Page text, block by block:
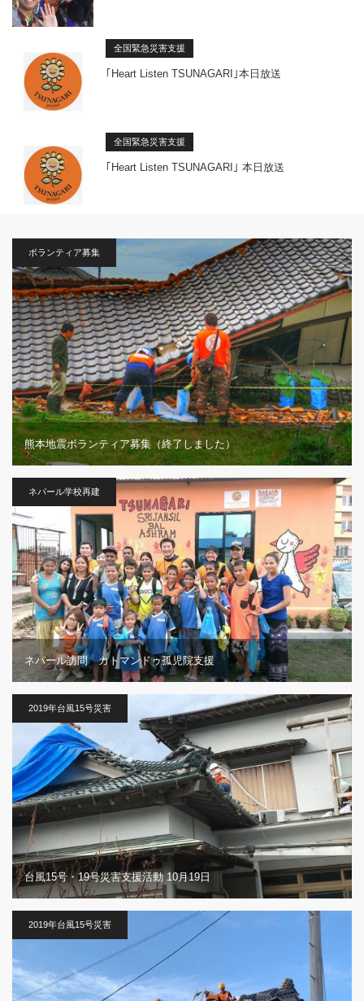
全国緊急災害支援
｢Heart Listen TSUNAGARI｣本日放送
全国緊急災害支援
｢Heart Listen TSUNAGARI｣ 本日放送
ボランティア募集
熊本地震ボランティア募集（終了しました）
ネパール学校再建
ネパール訪問 カトマンドゥ孤児院支援
2019年台風15号災害
台風15号・19号災害支援活動 10月19日
2019年台風15号災害